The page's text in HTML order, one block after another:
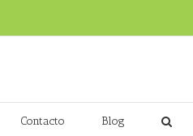
Contacto Blog